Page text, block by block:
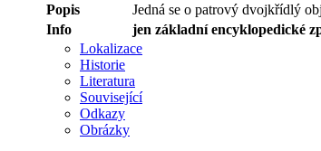
Popis
Jedná se o patrový dvojkřídlý
Info
jen základní encyklopedické
Lokalizace
Historie
Literatura
Související
Odkazy
Obrázky